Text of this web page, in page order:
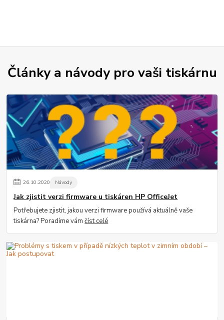
Články a návody pro vaši tiskárnu
26.10.2020 Návody
Jak zjistit verzi firmware u tiskáren HP OfficeJet
Potřebujete zjistit, jakou verzi firmware používá aktuálně vaše
tiskárna? Poradíme vámčíst celé